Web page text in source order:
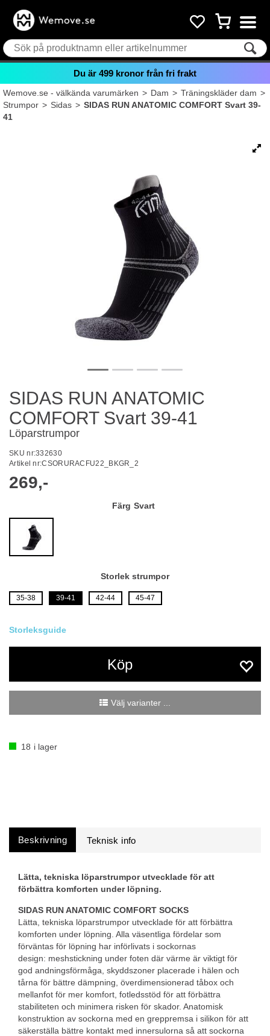
Du är 499 kronor från fri frakt
Wemove.se - välkända varumärken>Dam>Träningskläder dam>
Strumpor>Sidas>SIDAS RUN ANATOMIC COMFORT Svart 39-
41
SIDAS RUN ANATOMIC
COMFORT Svart 39-41
Löparstrumpor
SKU nr:332630
Artikel nr:CSORURACFU22_BKGR_2
269,-
Färg Svart
Storlek strumpor
35-38 39-41 42-44 45-47
Köp
Välj varianter ...
18 i lager
Beskrivning
Lätta, tekniska löparstrumpor utvecklade för att
förbättra komforten under löpning.
SIDAS RUN ANATOMIC COMFORT SOCKS
Lätta, tekniska löparstrumpor utvecklade för att förbättra
komforten under löpning. Alla väsentliga fördelar som
förväntas för löpning har införlivats i sockornas
design: meshstickning under foten där värme är viktigt för
god andningsförmåga, skyddszoner placerade i hälen och
tårna för bättre dämpning, överdimensionerad tåbox och
mellanfot för mer komfort, fotledsstöd för att förbättra
stabiliteten och minimera risken för skador. Anatomisk
konstruktion av sockorna med en greppremsa i silikon för att
säkerställa bättre kontakt med innersulorna så att sockorna